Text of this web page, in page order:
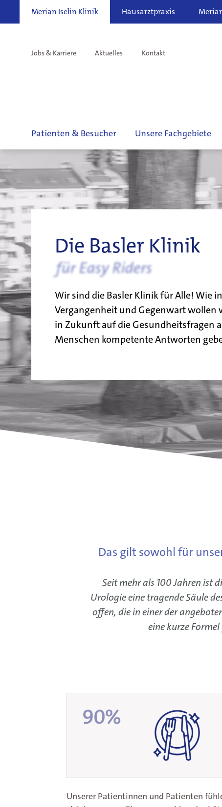
Merian Iselin Klinik Hausarztpraxis
Jobs & Karriere Aktuelles Kontakt
Patienten & Besucher Unsere Fachgebiete
Die Basler Klinik
für Freizeit-Akrobatinnen
Wir sind die Basler Klinik für Alle! Wie in
Vergangenheit und Gegenwart wollen
in Zukunft auf die Gesundheitsfragen
Menschen kompetente Antworten
Das gilt sowohl für
Seit mehr als 100 Jahren ist
Urologie eine tragende Säule
offen, die in einer der
eine kurze
Unserer Patientinnen und Patienten